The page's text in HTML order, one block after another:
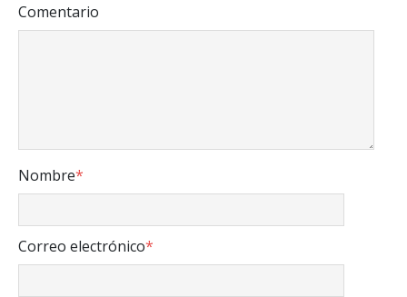
Comentario
Nombre
Correo electrónico